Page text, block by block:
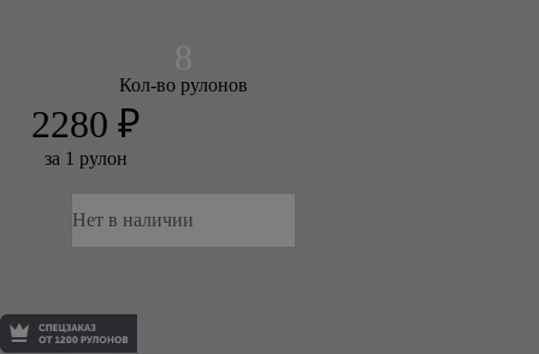
Кол-во рулонов
2280 ₽
за 1 рулон
Нет в наличии